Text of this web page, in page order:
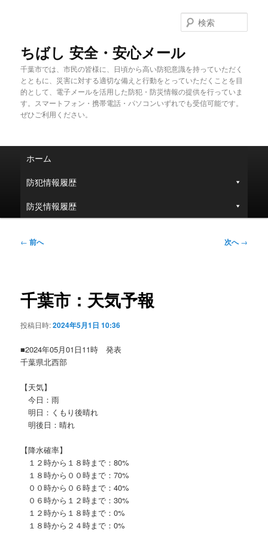
ちばし 安全・安心メール
千葉市では、市民の皆様に、日頃から高い防犯意識を持っていただく
とともに、災害に対する適切な備えと行動をとっていただくことを目
的として、電子メールを活用した防犯・防災情報の提供を行っていま
す。スマートフォン・携帯電話・パソコンいずれでも受信可能です。
ぜひご利用ください。
索
ュ
ホーム
防犯情報履歴
防災情報履歴
投
ゲ
ー
ョ
← 前へ 次へ→
千葉市：天気予報
投稿日時:2024年5月1日 10:36
■2024年05月01日11時 発表
千葉県北西部
【天気】
今日：雨
明日：くもり後晴れ
明後日：晴れ
【降水確率】
１２時から１８時まで：80%
１８時から００時まで：70%
００時から０６時まで：40%
０６時から１２時まで：30%
１２時から１８時まで：0%
１８時から２４時まで：0%